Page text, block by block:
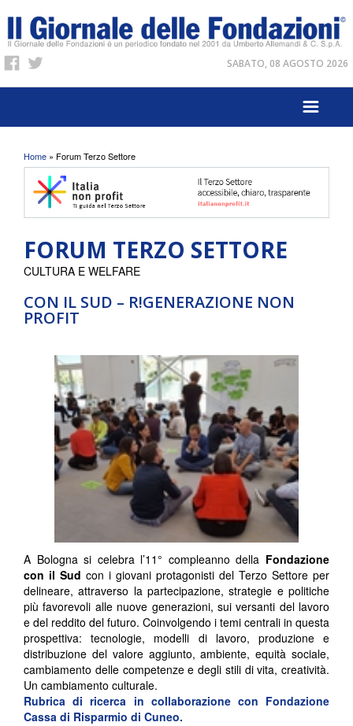
SABATO, 08 AGOSTO 2026
Tu sei qui
Home » Forum Terzo Settore
FORUM TERZO SETTORE
CON IL SUD – R!GENERAZIONE NON
PROFIT
CULTURA E WELFARE
A Bologna si celebra l’11° compleanno della Fondazione
con il Sud con i giovani protagonisti del Terzo Settore per
delineare, attraverso la partecipazione, strategie e politiche
più favorevoli alle nuove generazioni, sui versanti del lavoro
e del reddito del futuro. Coinvolgendo i temi centrali in questa
prospettiva: tecnologie, modelli di lavoro, produzione e
distribuzione del valore aggiunto, ambiente, equità sociale,
cambiamento delle competenze e degli stili di vita, creatività.
Un cambiamento culturale.
Rubrica di ricerca in collaborazione con Fondazione
Cassa di Risparmio di Cuneo.